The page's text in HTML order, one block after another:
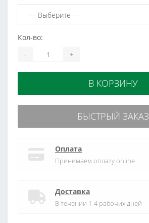
Кол-во:
- +
В КОРЗИНУ
БЫСТРЫЙ ЗАКАЗ
Оплата
Принимаем оплату online
Доставка
В течении 1-4 рабочих дней